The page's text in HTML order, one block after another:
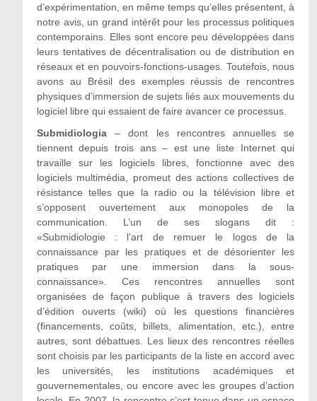
d’expérimentation, en même temps qu’elles présentent, à
notre avis, un grand intérêt pour les processus politiques
contemporains. Elles sont encore peu développées dans
leurs tentatives de décentralisation ou de distribution en
réseaux et en pouvoirs-fonctions-usages. Toutefois, nous
avons au Brésil des exemples réussis de rencontres
physiques d’immersion de sujets liés aux mouvements du
logiciel libre qui essaient de faire avancer ce processus.
Submidiologia– dont les rencontres annuelles se
tiennent depuis trois ans – est une liste Internet qui
travaille sur les logiciels libres, fonctionne avec des
logiciels multimédia, promeut des actions collectives de
résistance telles que la radio ou la télévision libre et
s’opposent ouvertement aux monopoles de la
communication. L’un de ses slogans dit :
«Submidiologie : l’art de remuer le logos de la
connaissance par les pratiques et de désorienter les
pratiques par une immersion dans la sous-
connaissance». Ces rencontres annuelles sont
organisées de façon publique à travers des logiciels
d’édition ouverts (wiki) où les questions financières
(financements, coûts, billets, alimentation, etc.), entre
autres, sont débattues. Les lieux des rencontres réelles
sont choisis par les participants de la liste en accord avec
les universités, les institutions académiques et
gouvernementales, ou encore avec les groupes d’action